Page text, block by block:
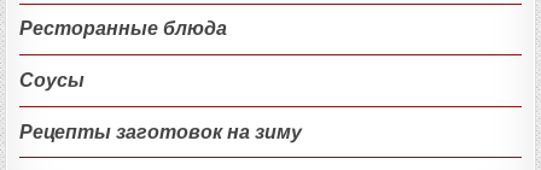
Ресторанные блюда
Соусы
Рецепты заготовок на зиму